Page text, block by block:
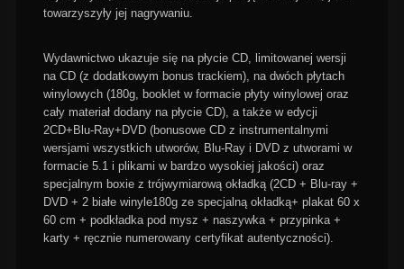
towarzyszyły jej nagrywaniu.
Wydawnictwo ukazuje się na płycie CD, limitowanej wersji
na CD (z dodatkowym bonus trackiem), na dwóch płytach
winylowych (180g, booklet w formacie płyty winylowej oraz
cały materiał dodany na płycie CD), a także w edycji
2CD+Blu-Ray+DVD (bonusowe CD z instrumentalnymi
wersjami wszystkich utworów, Blu-Ray i DVD z utworami w
formacie 5.1 i plikami w bardzo wysokiej jakości) oraz
specjalnym boxie z trójwymiarową okładką (2CD + Blu-ray +
DVD + 2 białe winyle180g ze specjalną okładką+ plakat 60 x
60 cm + podkładka pod mysz + naszywka + przypinka +
karty + ręcznie numerowany certyfikat autentyczności).